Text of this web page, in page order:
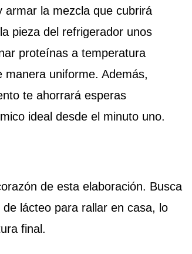
armar la mezcla que cubrirá
pieza del refrigerador unos
proteínas a temperatura
uniforme. Además,
te ahorrará esperas
ideal desde el minuto uno.
de esta elaboración. Busca
lácteo para rallar en casa, lo
final.